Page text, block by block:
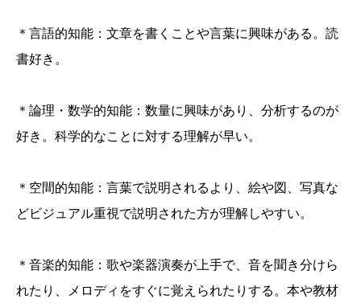
＊言語的知能：文章を書くことや言葉に興味がある。読
書好き。
＊論理・数学的知能：数量に興味があり、分析するのが
好き。科学的なことに対する理解が早い。
＊空間的知能：言葉で説明されるより、絵や図、写真な
どビジュアル重視で説明された方が理解しやすい。
＊音楽的知能：歌や楽器演奏が上手で、音を聞き分けら
れたり、メロディをすぐに覚えられたりする。本や教材